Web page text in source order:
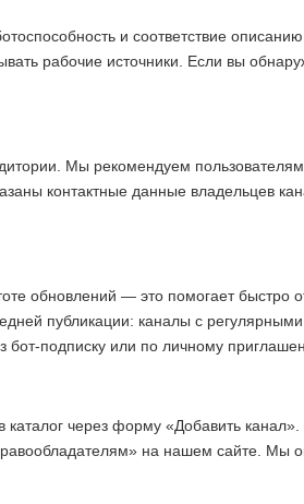
и соответствие
рабочие источники. Если вы
Мы рекомендуем
контактные данные владельцев
обновлений — это помогает
публикации: каналы с
бот-подписку или по личному
через форму «Добавить
на нашем сайте. Мы